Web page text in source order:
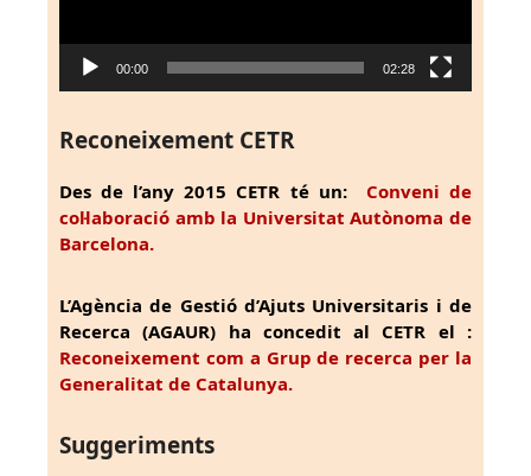
00:00 02:28
Reconeixement CETR
Des de l’any 2015 CETR té un: Conveni de
col·laboració amb la Universitat Autònoma de
Barcelona.
L’Agència de Gestió d’Ajuts Universitaris i de
Recerca (AGAUR) ha concedit al CETR el :
Reconeixement com a Grup de recerca per la
Generalitat de Catalunya.
Suggeriments